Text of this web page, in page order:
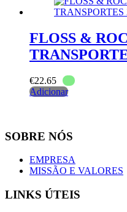
FLOSS &
€22.65
Adicionar
SOBRE NÓS
EMPRESA
MISSÃO E VALORES
LINKS ÚTEIS